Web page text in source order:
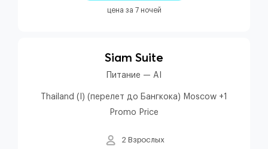
цена за 7 ночей
Siam Suite
Питание — AI
Thailand (I) (перелет до Бангкока) Moscow +1
Promo Price
2 Взрослых